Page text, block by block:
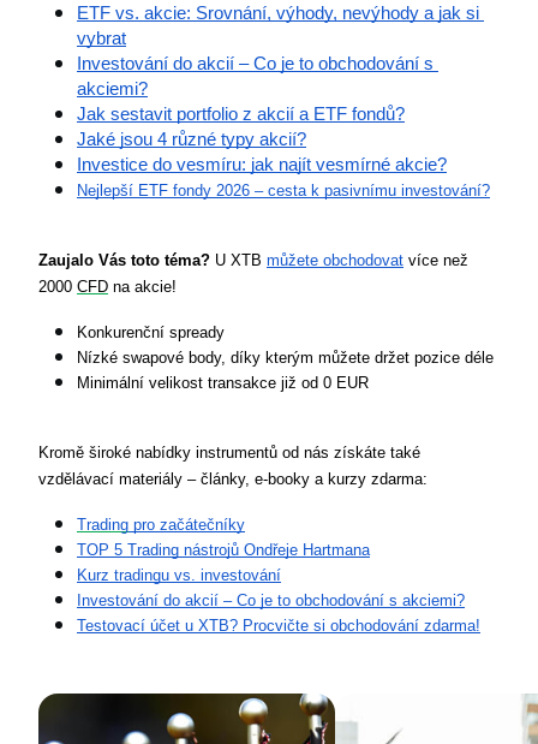
ETF vs. akcie: Srovnání, výhody, nevýhody a jak si
vybrat
Investování do akcií – Co je to obchodování s
akciemi?
Jak sestavit portfolio z akcií a ETF fondů?
Jaké jsou 4 různé typy akcií?
Investice do vesmíru: jak najít vesmírné akcie?
Nejlepší ETF fondy 2026 – cesta k pasivnímu investování?
Zaujalo Vás toto téma? U XTB můžete obchodovat více než
2000 CFD na akcie!
Konkurenční spready
Nízké swapové body, díky kterým můžete držet pozice déle
Minimální velikost transakce již od 0 EUR
Kromě široké nabídky instrumentů od nás získáte také
vzdělávací materiály – články, e-booky a kurzy zdarma:
Trading pro začátečníky
TOP 5 Trading nástrojů Ondřeje Hartmana
Kurz tradingu vs. investování
Investování do akcií – Co je to obchodování s akciemi?
Testovací účet u XTB? Procvičte si obchodování zdarma!